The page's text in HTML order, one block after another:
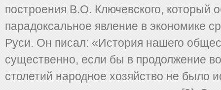
построения В.О. Ключевского, который
парадоксальное явление в экономике
Руси. Он писал: «История нашего
существенно, если бы в продолжение
столетий народное хозяйство не было